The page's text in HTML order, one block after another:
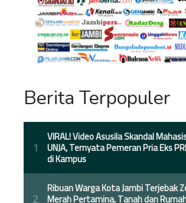
Berita Terpopuler